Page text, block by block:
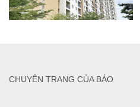
CHUYÊN TRANG CỦA BÁO